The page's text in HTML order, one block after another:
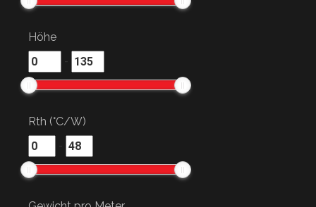
Höhe
-
Rth (°C/W)
-